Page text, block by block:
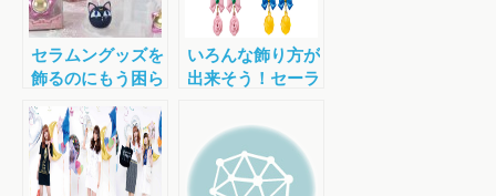
セラムングッズを
飾るのにもう困ら
ない！ムーンキャ
ッスルのアクセサ
リースタンドが
色々使えそうな予
いろんな飾り方が
出来そう！セーラ
イヤホンチャーム
になって登場！